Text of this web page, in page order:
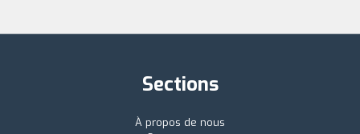
Sections
À propos de nous